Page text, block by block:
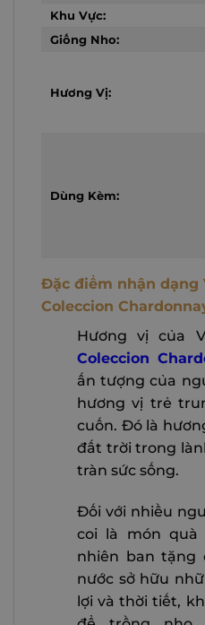
Khu Vực:
Giống Nho:
Hương Vị:
Dùng Kèm:
Đặc điểm nhận dạng
Coleccion
Hương vị của
Coleccion
ấn tượng của
hương vị trẻ
cuốn. Đó là
đất trời trong
tràn sức sống.
Đối với nhiều
coi là món quà
nhiên ban tặng
nước sở hữu
lợi và thời tiết,